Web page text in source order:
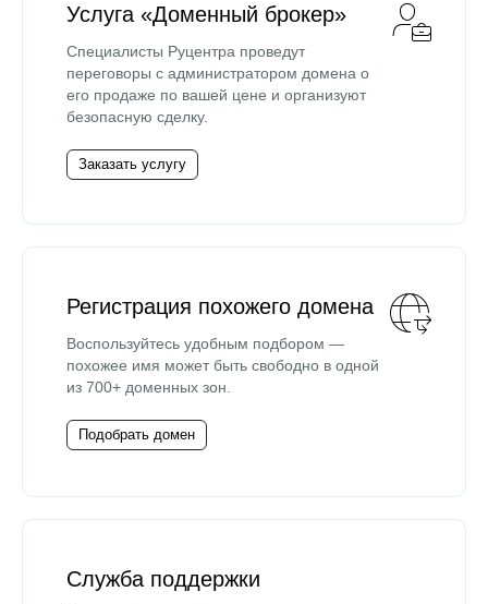
Услуга «Доменный брокер»
Специалисты Руцентра проведут
переговоры с администратором домена о
его продаже по вашей цене и организуют
безопасную сделку.
Заказать услугу
Регистрация похожего домена
Воспользуйтесь удобным подбором —
похожее имя может быть свободно в одной
из 700+ доменных зон.
Подобрать домен
Служба поддержки